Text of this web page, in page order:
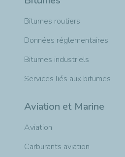
Bitumes routiers
Données réglementaires
Bitumes industriels
Services liés aux bitumes
Aviation et Marine
Aviation
Carburants aviation